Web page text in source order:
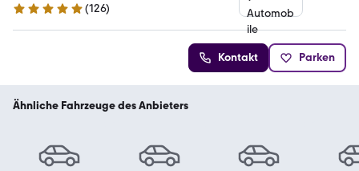
4.8 Sterne
(126)
Kontakt Parken
Ähnliche Fahrzeuge des Anbieters